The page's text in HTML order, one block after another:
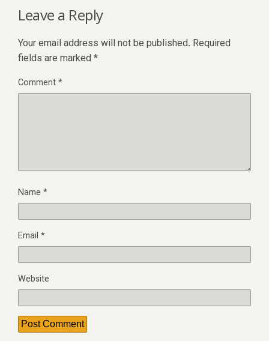
Leave a Reply
Your email address will not be published. Required
fields are marked *
Comment*
Name *
Email *
Website